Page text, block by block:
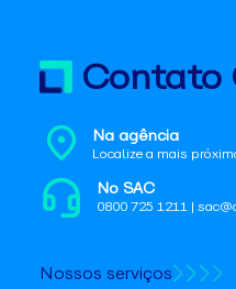
Contato
Na agência
Localize a mais
No SAC
0800 725 1211 |
Nossos serviços